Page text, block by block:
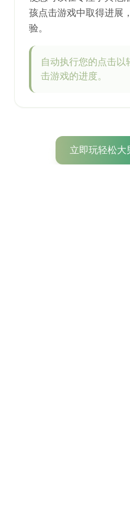
孩点击游戏中取得进展
验。
自动执行您的点击
击游戏的进度。
立即玩轻松